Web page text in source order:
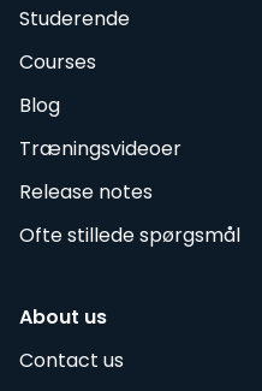
Studerende
Courses
Blog
Træningsvideoer
Release notes
Ofte stillede spørgsmål
About us
Contact us